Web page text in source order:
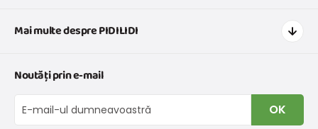
Transport și plată
Retururi și reclamații
Schimb sau returnare gratuită
Procedura de reclamații
Mai multe despre PIDILIDI
Despre noi
Blog
Noutăți prin e-mail
OK